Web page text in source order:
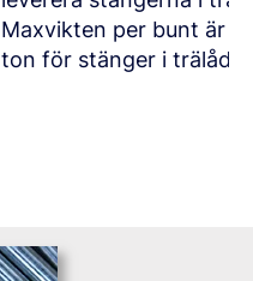
Maxvikten per bunt är 2
ton för stänger i trälåda.